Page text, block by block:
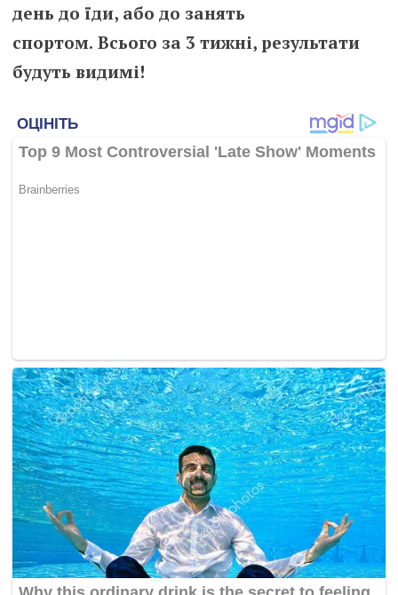
день до їди, або до занять
спортом. Всього за 3 тижні, результати
будуть видимі!